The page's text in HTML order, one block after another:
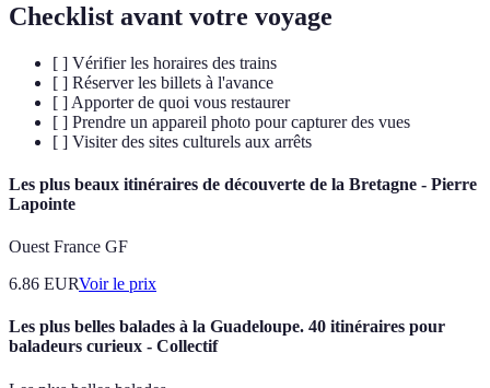
Checklist avant votre voyage
[ ] Vérifier les horaires des trains
[ ] Réserver les billets à l'avance
[ ] Apporter de quoi vous restaurer
[ ] Prendre un appareil photo pour capturer des vues
[ ] Visiter des sites culturels aux arrêts
Les plus beaux itinéraires de découverte de la Bretagne - Pierre
Lapointe
Ouest France GF
6.86 EURVoir le prix
Les plus belles balades à la Guadeloupe. 40 itinéraires pour
baladeurs curieux - Collectif